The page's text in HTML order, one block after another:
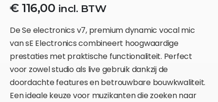
€116,00 incl. BTW
De Se electronics v7, premium dynamic vocal mic
van sE Electronics combineert hoogwaardige
prestaties met praktische functionaliteit. Perfect
voor zowel studio als live gebruik dankzij de
doordachte features en betrouwbare bouwkwaliteit.
Een ideale keuze voor muzikanten die zoeken naar